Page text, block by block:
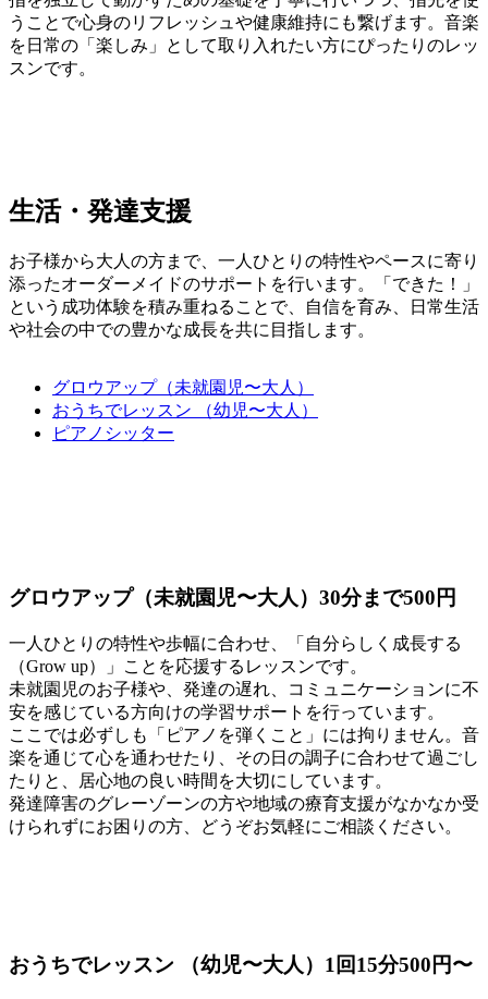
うことで心身のリフレッシュや健康維持にも繋げます。音楽
を日常の「楽しみ」として取り入れたい方にぴったりのレッ
スンです。
生活・発達支援
お子様から大人の方まで、一人ひとりの特性やペースに寄り
添ったオーダーメイドのサポートを行います。「できた！」
という成功体験を積み重ねることで、自信を育み、日常生活
や社会の中での豊かな成長を共に目指します。
グロウアップ（未就園児〜大人）
おうちでレッスン （幼児〜大人）
ピアノシッター
グロウアップ（未就園児〜大人）30分まで500円
一人ひとりの特性や歩幅に合わせ、「自分らしく成長する
（Grow up）」ことを応援するレッスンです。
未就園児のお子様や、発達の遅れ、コミュニケーションに不
安を感じている方向けの学習サポートを行っています。
ここでは必ずしも「ピアノを弾くこと」には拘りません。音
楽を通じて心を通わせたり、その日の調子に合わせて過ごし
たりと、居心地の良い時間を大切にしています。
発達障害のグレーゾーンの方や地域の療育支援がなかなか受
けられずにお困りの方、どうぞお気軽にご相談ください。
おうちでレッスン （幼児〜大人）1回15分500円〜